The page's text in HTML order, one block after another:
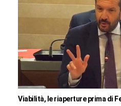
Viabilità, le riaperture prima di